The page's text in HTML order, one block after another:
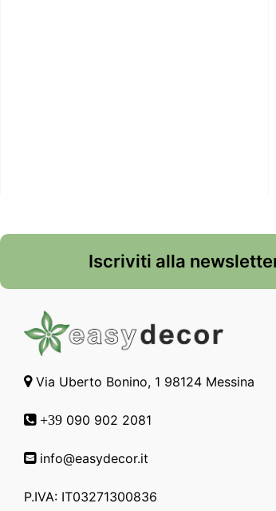
Iscriviti alla
Via Uberto Bonino, 1 98124 Messina
+39 090 902 2081
info@easydecor.it
P.IVA: IT03271300836